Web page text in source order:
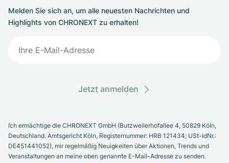
Melden Sie sich an, um alle neuesten Nachrichten und
Highlights von CHRONEXT zu erhalten!
Jetzt anmelden
Ich ermächtige die CHRONEXT GmbH (Butzweilerhofallee 4, 50829 Köln,
Deutschland. Amtsgericht Köln, Registernummer: HRB 121434; USt-IdNr.:
DE451441052), mir regelmäßig Neuigkeiten über Aktionen, Trends und
Veranstaltungen an meine oben genannte E-Mail-Adresse zu senden.